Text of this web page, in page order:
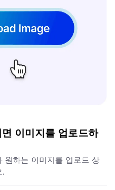
이미지를 업로드하
원하는 이미지를 업로드 상
.